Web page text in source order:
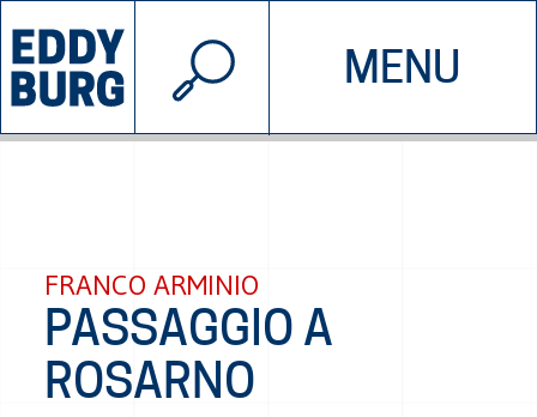
MENU
INIZIATIVE CHI SIAMO
© 2026 EDDYBURG
FRANCO ARMINIO
PASSAGGIO A
ROSARNO